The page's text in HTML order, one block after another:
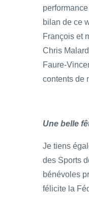
bilan de ce
François et
Chris
Faure-
contents de
Une belle
Je tiens
des Sports
bénévoles
félicite la